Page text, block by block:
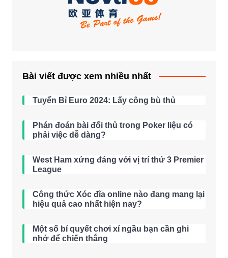
Bài viết được xem nhiều nhất
Tuyển Bỉ Euro 2024: Lấy công bù thủ
Phán đoán bài đối thủ trong Poker liệu có
phải việc dễ dàng?
West Ham xứng đáng với vị trí thứ 3 Premier
League
Công thức Xóc đĩa online nào đang mang lại
hiệu quả cao nhất hiện nay?
Một số bí quyết chơi xí ngầu bạn cần ghi
nhớ để chiến thắng